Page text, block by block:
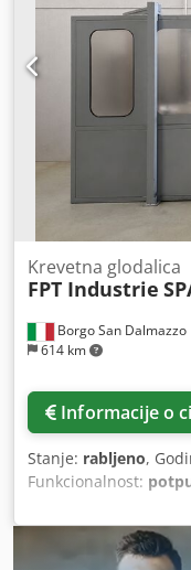
Borgo San Dalmazzo
614 km
Krevetna glodalica
FPT Industrie
Informacije o
Stanje: rabljeno,
Funkcionalnost:
snaga motora
Dimenzije stola: